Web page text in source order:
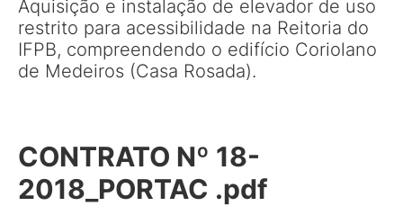
Aquisição e instalação de elevador de uso
restrito para acessibilidade na Reitoria do
IFPB, compreendendo o edifício Coriolano
de Medeiros (Casa Rosada).
CONTRATO Nº 18-
2018_PORTAC .pdf